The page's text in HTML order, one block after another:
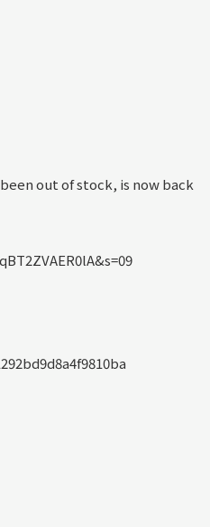
out of stock, is now back